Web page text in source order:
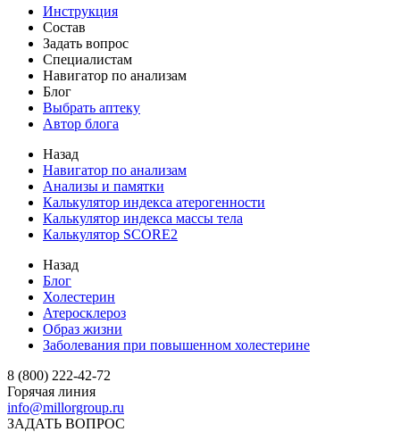
Инструкция
Состав
Задать вопрос
Специалистам
Навигатор по анализам
Блог
Выбрать аптеку
Автор блога
Назад
Навигатор по анализам
Анализы и памятки
Калькулятор индекса атерогенности
Калькулятор индекса массы тела
Калькулятор SCORE2
Назад
Блог
Холестерин
Атеросклероз
Образ жизни
Заболевания при повышенном холестерине
8 (800) 222-42-72
Горячая линия
info@millorgroup.ru
ЗАДАТЬ ВОПРОС